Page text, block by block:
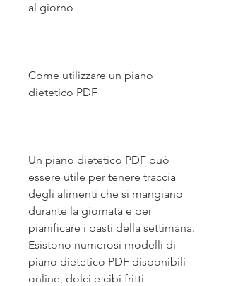
al giorno
Come utilizzare un piano
dietetico PDF
Un piano dietetico PDF può
essere utile per tenere traccia
degli alimenti che si mangiano
durante la giornata e per
pianificare i pasti della settimana.
Esistono numerosi modelli di
piano dietetico PDF disponibili
online, dolci e cibi fritti